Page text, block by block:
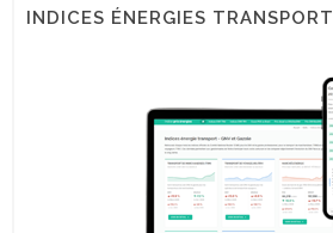
INDICES ÉNERGIES TRANSPORT